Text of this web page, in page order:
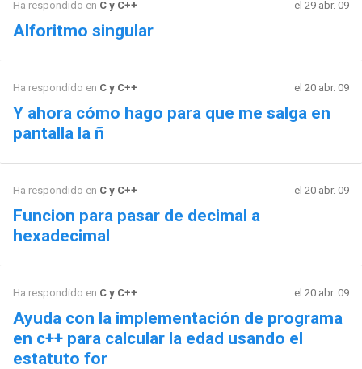
Ha respondido en C y C++ el 29 abr. 09
Alforitmo singular
Ha respondido en C y C++ el 20 abr. 09
Y ahora cómo hago para que me salga en
pantalla la ñ
Ha respondido en C y C++ el 20 abr. 09
Funcion para pasar de decimal a
hexadecimal
Ha respondido en C y C++ el 20 abr. 09
Ayuda con la implementación de programa
en c++ para calcular la edad usando el
estatuto for